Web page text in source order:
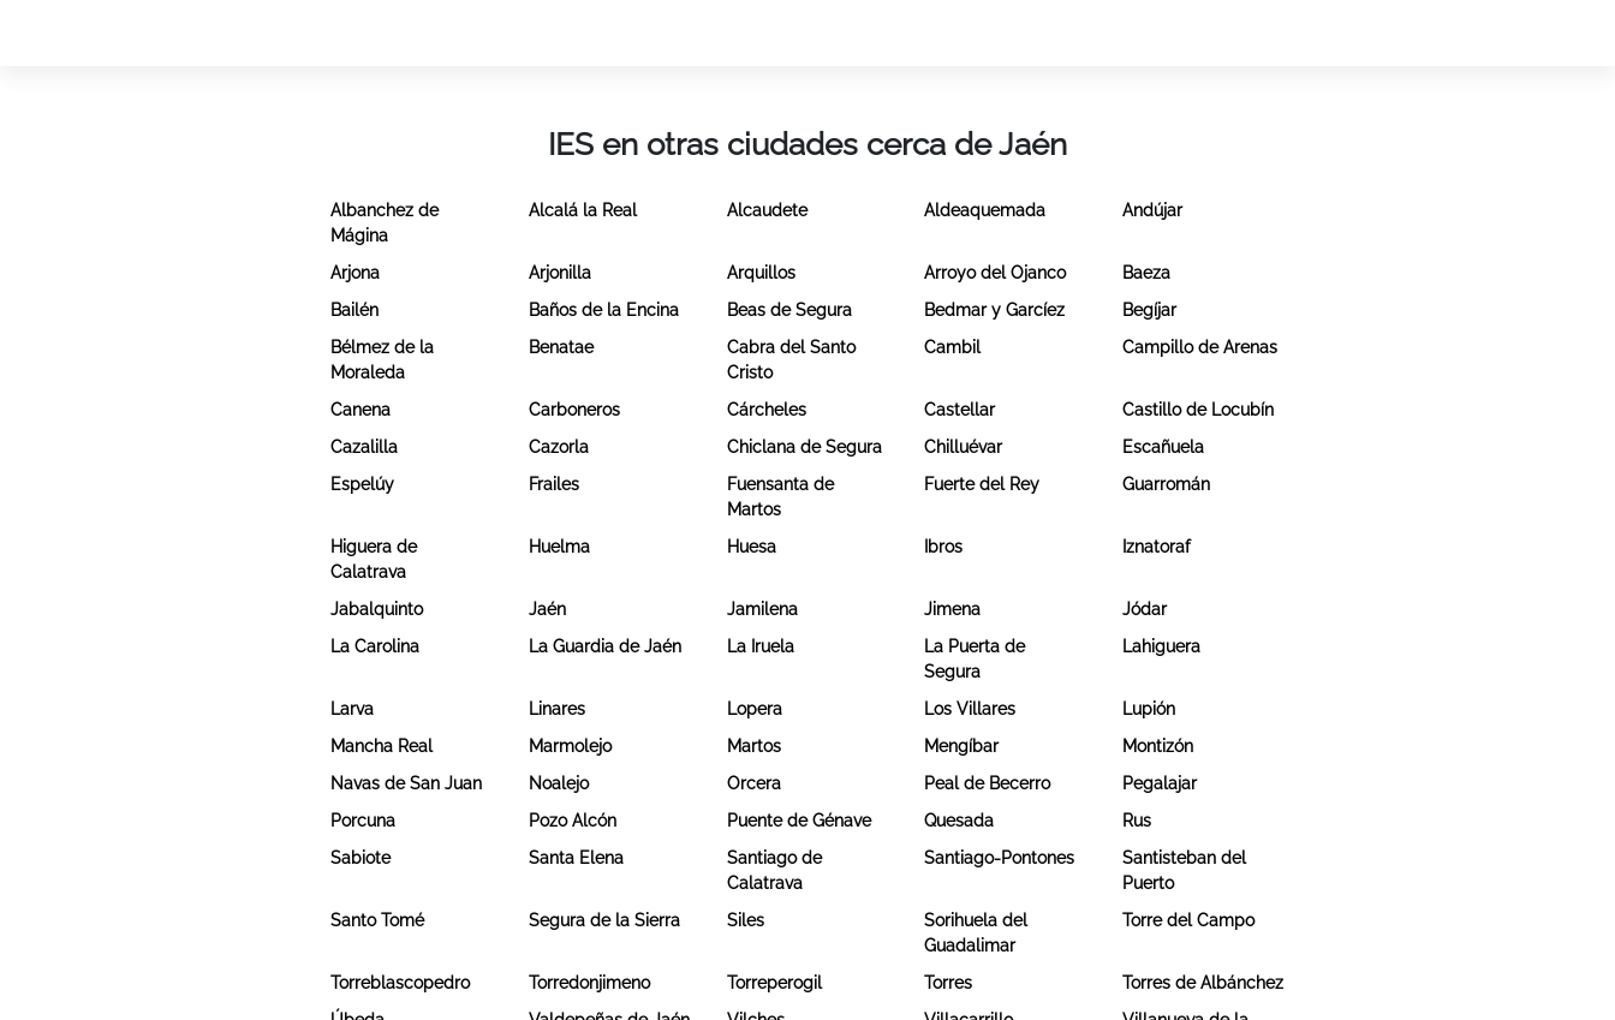
IES en otras ciudades cerca de Jaén
Albanchez de
Mágina
Alcalá la Real Alcaudete Aldeaquemada Andújar
Arjona Arjonilla Arquillos Arroyo del Ojanco
Baeza
Bailén
Baños de la Encina Beas de Segura Bedmar y Garcíez
Begíjar
Bélmez de la
Moraleda
Benatae
Cabra del Santo
Cristo
Cambil Campillo de Arenas
Canena Carboneros Cárcheles Castellar
Castillo de Locubín
Cazalilla
Cazorla Chiclana de Segura Chilluévar
Escañuela
Espelúy
Frailes
Fuensanta de
Martos
Fuerte del Rey Guarromán
Higuera de
Calatrava
Huelma Huesa Ibros Iznatoraf
Jabalquinto Jaén Jamilena Jimena
Jódar
La Carolina
La Guardia de Jaén La Iruela
La Puerta de
Segura
Lahiguera
Larva Linares Lopera Los Villares
Lupión
Mancha Real
Marmolejo Martos Mengíbar
Montizón
Navas de San Juan
Noalejo Orcera Peal de Becerro
Pegalajar
Porcuna
Pozo Alcón Puente de Génave Quesada
Rus
Sabiote
Santa Elena
Santiago de
Calatrava
Santiago-Pontones
Santisteban del
Puerto
Santo Tomé
Segura de la Sierra Siles
Sorihuela del
Guadalimar
Torre del Campo
Torreblascopedro Torredonjimeno Torreperogil Torres
Torres de Albánchez